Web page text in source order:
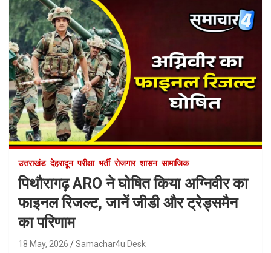
उत्तराखंड देहरादून परीक्षा भर्ती रोजगार शासन सामाजिक
पिथौरागढ़ ARO ने घोषित किया अग्निवीर का
फाइनल रिजल्ट, जानें जीडी और ट्रेड्समैन
का परिणाम
18 May, 2026 Samachar4u Desk